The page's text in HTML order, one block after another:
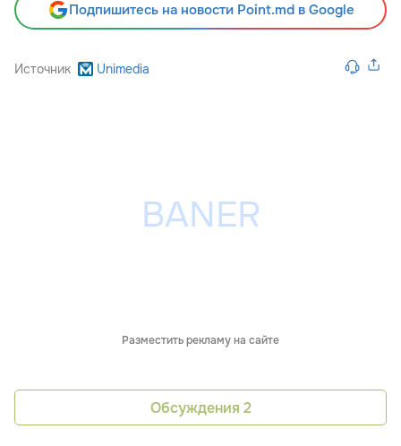
Подпишитесь на новости Point.md в Google
Источник Unimedia
Разместить рекламу на сайте
Обсуждения 2